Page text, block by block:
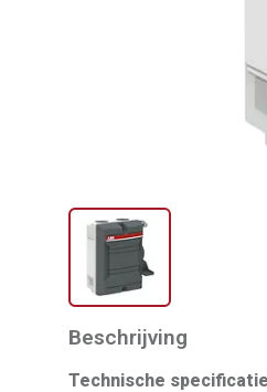
Beschrijving
Technische